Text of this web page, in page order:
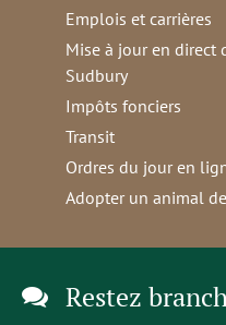
Emplois et carrières
Mise à jour en direct
Sudbury
Impôts fonciers
Transit
Ordres du jour en
Adopter un animal
Restez